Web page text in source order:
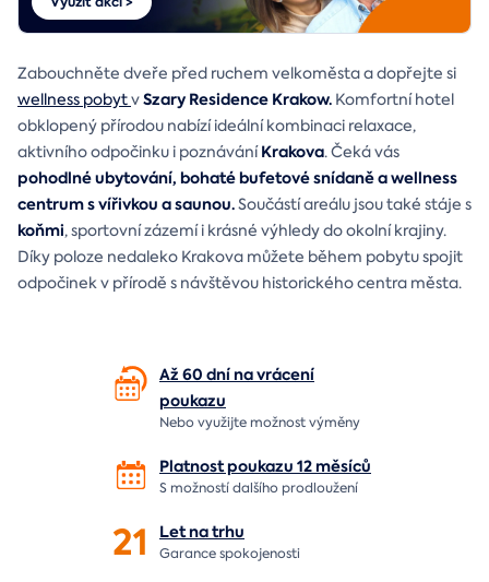
Zabouchněte dveře před ruchem velkoměsta a dopřejte si
wellness pobytvSzary Residence Krakow. Komfortní hotel
obklopený přírodou nabízí ideální kombinaci relaxace,
aktivního odpočinku i poznáváníKrakova. Čeká vás
pohodlné ubytování, bohaté bufetové snídaně a wellness
centrum s vířivkou a saunou.Součástí areálu jsou také stáje s
koňmi, sportovní zázemí i krásné výhledy do okolní krajiny.
Díky poloze nedaleko Krakova můžete během pobytu spojit
odpočinek v přírodě s návštěvou historického centra města.
Až 60 dní na vrácení
poukazu
Nebo využijte možnost výměny
Platnost poukazu 12 měsíců
S možností dalšího prodloužení
21 Letna trhu
Garance spokojenosti